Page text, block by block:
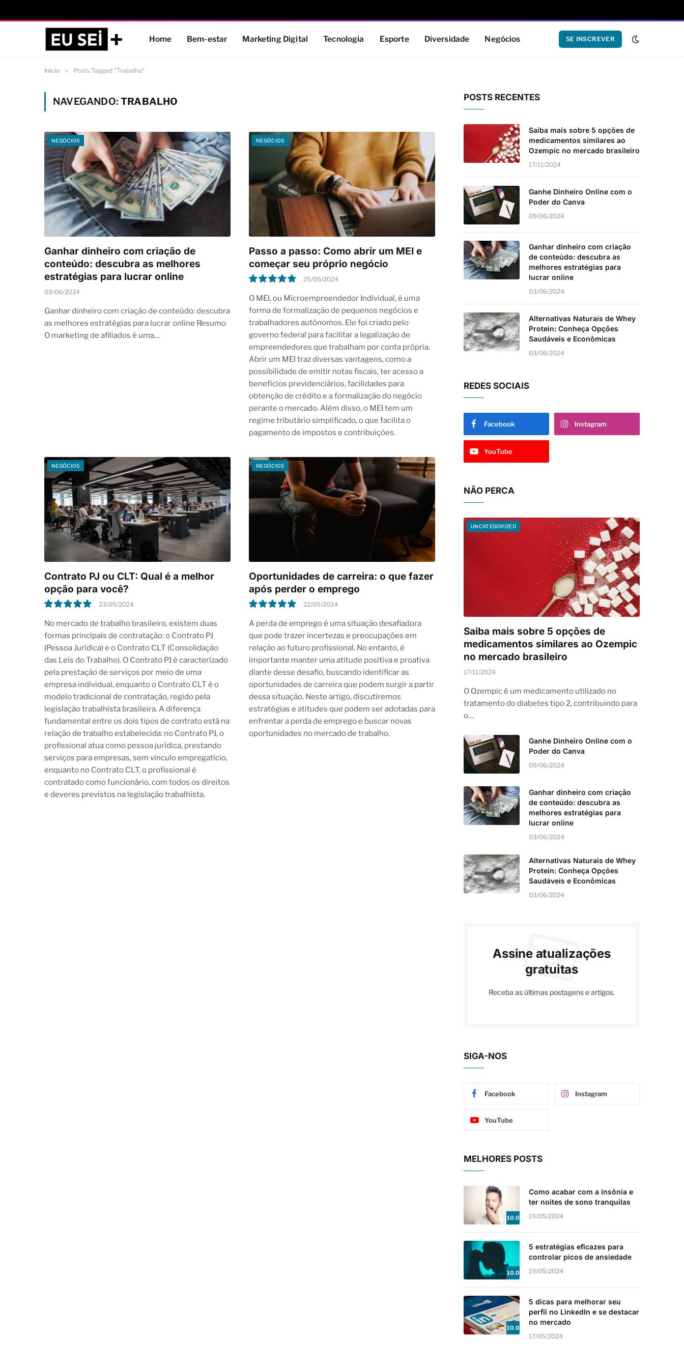
Home Bem-estar Marketing Digital Tecnologia Esporte Diversidade Negócios SE INSCREVER
Início » Posts Tagged "Trabalho"
NAVEGANDO:TRABALHO
NEGÓCIOS
Ganhar dinheiro com criação de
conteúdo: descubra as melhores
estratégias para lucrar online
03/06/2024
Ganhar dinheiro com criação de conteúdo: descubra
as melhores estratégias para lucrar online Resumo
O marketing de afiliados é uma…
NEGÓCIOS
Passo a passo: Como abrir um MEI e
começar seu próprio negócio
10.0
25/05/2024
O MEI, ou Microempreendedor Individual, é uma
forma de formalização de pequenos negócios e
trabalhadores autônomos. Ele foi criado pelo
governo federal para facilitar a legalização de
empreendedores que trabalham por conta própria.
Abrir um MEI traz diversas vantagens, como a
possibilidade de emitir notas fiscais, ter acesso a
benefícios previdenciários, facilidades para
obtenção de crédito e a formalização do negócio
perante o mercado. Além disso, o MEI tem um
regime tributário simplificado, o que facilita o
pagamento de impostos e contribuições.
NEGÓCIOS
Contrato PJ ou CLT: Qual é a melhor
opção para você?
10.0
23/05/2024
No mercado de trabalho brasileiro, existem duas
formas principais de contratação: o Contrato PJ
(Pessoa Jurídica) e o Contrato CLT (Consolidação
das Leis do Trabalho). O Contrato PJ é caracterizado
pela prestação de serviços por meio de uma
empresa individual, enquanto o Contrato CLT é o
modelo tradicional de contratação, regido pela
legislação trabalhista brasileira. A diferença
fundamental entre os dois tipos de contrato está na
relação de trabalho estabelecida: no Contrato PJ, o
profissional atua como pessoa jurídica, prestando
serviços para empresas, sem vínculo empregatício,
enquanto no Contrato CLT, o profissional é
contratado como funcionário, com todos os direitos
e deveres previstos na legislação trabalhista.
NEGÓCIOS
Oportunidades de carreira: o que fazer
após perder o emprego
10.0
22/05/2024
A perda de emprego é uma situação desafiadora
que pode trazer incertezas e preocupações em
relação ao futuro profissional. No entanto, é
importante manter uma atitude positiva e proativa
diante desse desafio, buscando identificar as
oportunidades de carreira que podem surgir a partir
dessa situação. Neste artigo, discutiremos
estratégias e atitudes que podem ser adotadas para
enfrentar a perda de emprego e buscar novas
oportunidades no mercado de trabalho.
POSTS RECENTES
Saiba mais sobre 5 opções de
medicamentos similares ao
Ozempic no mercado brasileiro
17/11/2024
Ganhe Dinheiro Online com o
Poder do Canva
09/06/2024
Ganhar dinheiro com criação
de conteúdo: descubra as
melhores estratégias para
lucrar online
03/06/2024
Alternativas Naturais de Whey
Protein: Conheça Opções
Saudáveis e Econômicas
03/06/2024
REDES SOCIAIS
Facebook Instagram
YouTube
NÃO PERCA
UNCATEGORIZED
Saiba mais sobre 5 opções de
medicamentos similares ao Ozempic
no mercado brasileiro
17/11/2024
O Ozempic é um medicamento utilizado no
tratamento do diabetes tipo 2, contribuindo para
o…
Ganhe Dinheiro Online com o
Poder do Canva
09/06/2024
Ganhar dinheiro com criação
de conteúdo: descubra as
melhores estratégias para
lucrar online
03/06/2024
Alternativas Naturais de Whey
Protein: Conheça Opções
Saudáveis e Econômicas
03/06/2024
Assine atualizações
gratuitas
Receba as últimas postagens e artigos.
SIGA-NOS
Facebook Instagram
YouTube
MELHORES POSTS
10.0
Como acabar com a insônia e
ter noites de sono tranquilas
19/05/2024
10.0
5 estratégias eficazes para
controlar picos de ansiedade
19/05/2024
10.0
5 dicas para melhorar seu
perfil no LinkedIn e se destacar
no mercado
17/05/2024